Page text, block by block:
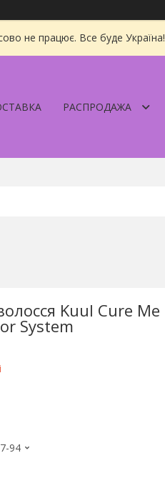
не працює. Все буде Україна!
РАСПРОДАЖА
Kuul Cure Me
System
94